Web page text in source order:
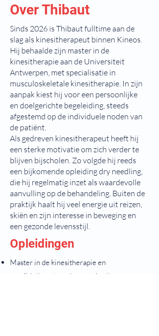
Over Thibaut
Sinds 2026 is Thibaut fulltime aan de
slag als kinesitherapeut binnen Kineos.
Hij behaalde zijn master in de
kinesitherapie aan de Universiteit
Antwerpen, met specialisatie in
musculoskeletale kinesitherapie. In zijn
aanpak kiest hij voor een persoonlijke
en doelgerichte begeleiding, steeds
afgestemd op de individuele noden van
de patiënt.
Als gedreven kinesitherapeut heeft hij
een sterke motivatie om zich verder te
blijven bijscholen. Zo volgde hij reeds
een bijkomende opleiding dry needling,
die hij regelmatig inzet als waardevolle
aanvulling op de behandeling. Buiten de
praktijk haalt hij veel energie uit reizen,
skiën en zijn interesse in beweging en
een gezonde levensstijl.
Opleidingen
Master in de kinesitherapie en
revalidatiewetenschappen (optie